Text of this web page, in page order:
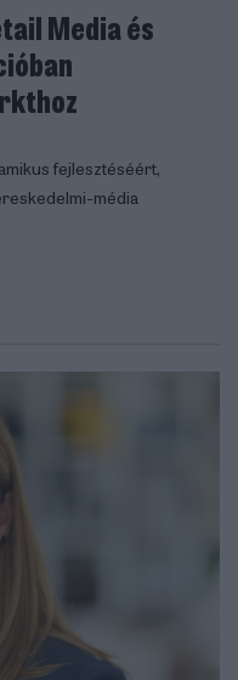
Media és
fejlesztéséért,
média